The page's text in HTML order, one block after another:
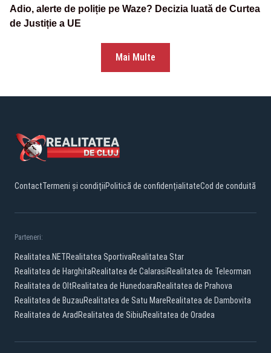
Adio, alerte de poliție pe Waze? Decizia luată de Curtea
de Justiție a UE
Mai Multe
ContactTermeni și condițiiPolitică de confidențialitateCod de conduită
Parteneri:
Realitatea.NETRealitatea SportivaRealitatea Star
Realitatea de HarghitaRealitatea de CalarasiRealitatea de Teleorman
Realitatea de OltRealitatea de HunedoaraRealitatea de Prahova
Realitatea de BuzauRealitatea de Satu MareRealitatea de Dambovita
Realitatea de Arad Realitatea de SibiuRealitatea de Oradea